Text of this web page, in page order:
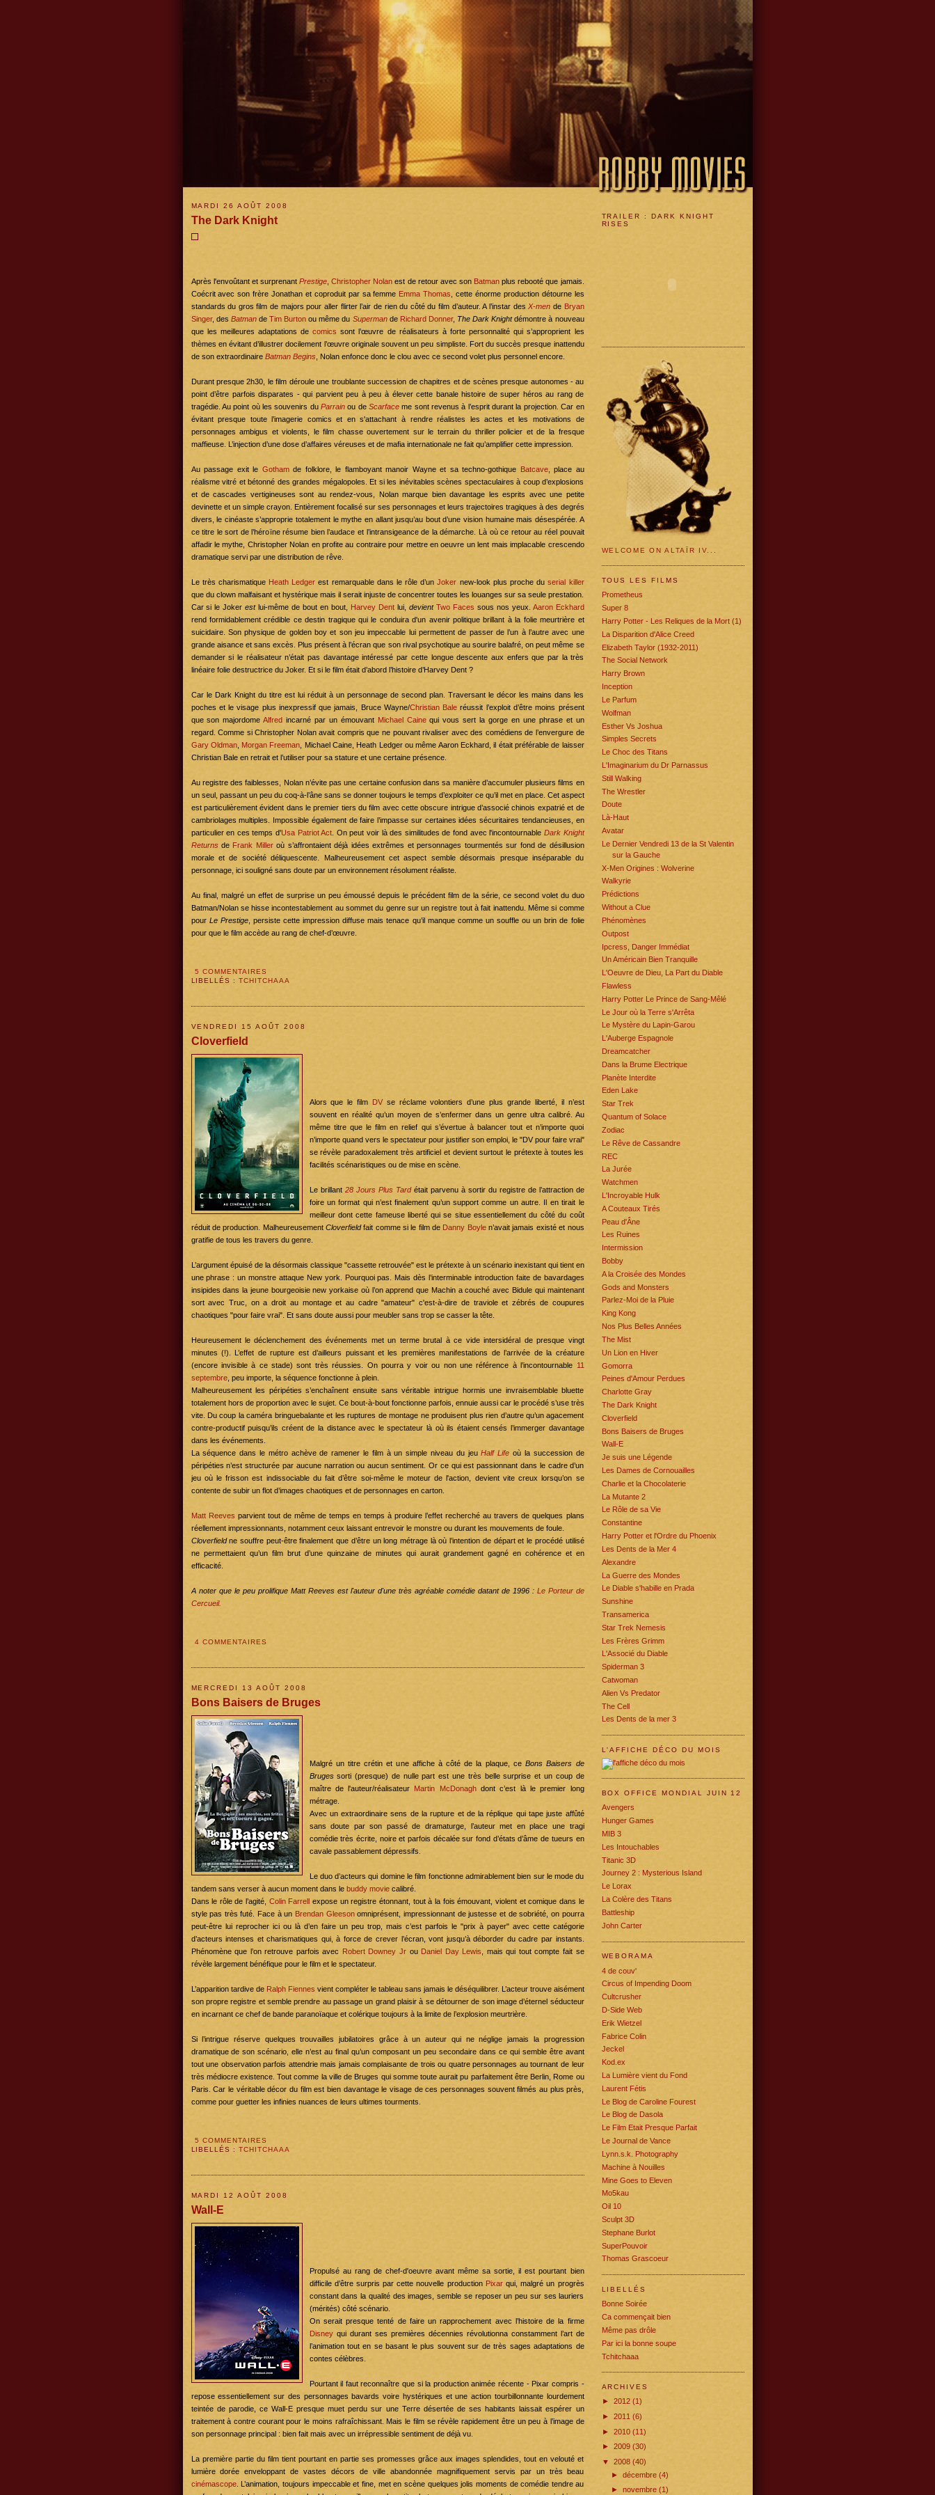
MARDI 26 AOÛT 2008
The Dark Knight
Après l'envoûtant et surprenant Prestige ,Christopher Nolan est de retour avec son Batman plus rebooté que jamais.
Coécrit avec son frère Jonathan et coproduit par sa femme Emma Thomas , cette énorme production détourne les
standards du gros film de majors pour aller flirter l’air de rien du côté du film d’auteur. A l’instar des X-men de Bryan
Singer, des Batmande Tim Burton ou même du Supermande Richard Donner, The Dark Knightdémontre à nouveau
que les meilleures adaptations decomics sont l’œuvre de réalisateurs à forte personnalité qui s’approprient les
thèmes en évitant d’illustrer docilement l’œuvre originale souvent un peu simpliste. Fort du succès presque inattendu
de son extraordinaire Batman Begins, Nolan enfonce donc le clou avec ce second volet plus personnel encore.
Durant presque 2h30, le film déroule une troublante succession de chapitres et de scènes presque autonomes - au
point d’être parfois disparates - qui parvient peu à peu à élever cette banale histoire de super héros au rang de
tragédie. Au point où les souvenirs du Parrainou deScarface me sont revenus à l’esprit durant la projection. Car en
évitant presque toute l’imagerie comics et en s'attachant à rendre réalistes les actes et les motivations de
personnages ambigus et violents, le film chasse ouvertement sur le terrain du thriller policier et de la fresque
maffieuse. L’injection d’une dose d’affaires véreuses et de mafia internationale ne fait qu’amplifier cette impression.
Au passage exit le Gothamde folklore, le flamboyant manoir Wayne et sa techno-gothique Batcave, place au
réalisme vitré et bétonné des grandes mégalopoles. Et si les inévitables scènes spectaculaires à coup d’explosions
et de cascades vertigineuses sont au rendez-vous, Nolan marque bien davantage les esprits avec une petite
devinette et un simple crayon. Entièrement focalisé sur ses personnages et leurs trajectoires tragiques à des degrés
divers, le cinéaste s’approprie totalement le mythe en allant jusqu’au bout d’une vision humaine mais désespérée. A
ce titre le sort de l’héroïne résume bien l’audace et l’intransigeance de la démarche. Là où ce retour au réel pouvait
affadir le mythe, Christopher Nolan en profite au contraire pour mettre en oeuvre un lent mais implacable crescendo
dramatique servi par une distribution de rêve.
Le très charismatique Heath Ledger est remarquable dans le rôle d’unJoker new-look plus proche duserial killer
que du clown malfaisant et hystérique mais il serait injuste de concentrer toutes les louanges sur sa seule prestation.
Car si le Joker estlui-même de bout en bout, Harvey Dentlui, devient Two Faces sous nos yeux. Aaron Eckhard
rend formidablement crédible ce destin tragique qui le conduira d'un avenir politique brillant à la folie meurtrière et
suicidaire. Son physique de golden boy et son jeu impeccable lui permettent de passer de l’un à l’autre avec une
grande aisance et sans excès. Plus présent à l’écran que son rival psychotique au sourire balafré, on peut même se
demander si le réalisateur n’était pas davantage intéressé par cette longue descente aux enfers que par la très
linéaire folie destructrice du Joker. Et si le film était d’abord l’histoire d’Harvey Dent ?
Car le Dark Knight du titre est lui réduit à un personnage de second plan. Traversant le décor les mains dans les
poches et le visage plus inexpressif que jamais, Bruce Wayne/Christian Bale réussit l’exploit d’être moins présent
que son majordomeAlfred incarné par un émouvant Michael Cainequi vous sert la gorge en une phrase et un
regard. Comme si Christopher Nolan avait compris que ne pouvant rivaliser avec des comédiens de l’envergure de
Gary Oldman, Morgan Freeman , Michael Caine, Heath Ledger ou même Aaron Eckhard, il était préférable de laisser
Christian Bale en retrait et l’utiliser pour sa stature et une certaine présence.
Au registre des faiblesses, Nolan n’évite pas une certaine confusion dans sa manière d’accumuler plusieurs films en
un seul, passant un peu du coq-à-l’âne sans se donner toujours le temps d’exploiter ce qu’il met en place. Cet aspect
est particulièrement évident dans le premier tiers du film avec cette obscure intrigue d’associé chinois expatrié et de
cambriolages multiples. Impossible également de faire l’impasse sur certaines idées sécuritaires tendancieuses, en
particulier en ces temps d'Usa Patriot Act . On peut voir là des similitudes de fond avec l'incontournable Dark Knight
Returnsde Frank Milleroù s’affrontaient déjà idées extrêmes et personnages tourmentés sur fond de désillusion
morale et de société déliquescente. Malheureusement cet aspect semble désormais presque inséparable du
personnage, ici souligné sans doute par un environnement résolument réaliste.
Au final, malgré un effet de surprise un peu émoussé depuis le précédent film de la série, ce second volet du duo
Batman/Nolan se hisse incontestablement au sommet du genre sur un registre tout à fait inattendu. Même si comme
pour Le Prestige, persiste cette impression diffuse mais tenace qu’il manque comme un souffle ou un brin de folie
pour que le film accède au rang de chef-d’œuvre.
5 COMMENTAIRES
LIBELLÉS :TCHITCHAAA
VENDREDI 15 AOÛT 2008
Cloverfield
Alors que le film DVse réclame volontiers d’une plus grande liberté, il n’est
souvent en réalité qu’un moyen de s’enfermer dans un genre ultra calibré. Au
même titre que le film en relief qui s’évertue à balancer tout et n’importe quoi
n’importe quand vers le spectateur pour justifier son emploi, le "DV pour faire vrai"
se révèle paradoxalement très artificiel et devient surtout le prétexte à toutes les
facilités scénaristiques ou de mise en scène.
Le brillant 28 Jours Plus Tardétait parvenu à sortir du registre de l’attraction de
foire un format qui n’est finalement qu’un support comme un autre. Il en tirait le
meilleur dont cette fameuse liberté qui se situe essentiellement du côté du coût
réduit de production. Malheureusement Cloverfieldfait comme si le film de Danny Boylen’avait jamais existé et nous
gratifie de tous les travers du genre.
L’argument épuisé de la désormais classique "cassette retrouvée" est le prétexte à un scénario inexistant qui tient en
une phrase : un monstre attaque New york. Pourquoi pas. Mais dès l’interminable introduction faite de bavardages
insipides dans la jeune bourgeoisie new yorkaise où l’on apprend que Machin a couché avec Bidule qui maintenant
sort avec Truc, on a droit au montage et au cadre "amateur" c'est-à-dire de traviole et zébrés de coupures
chaotiques "pour faire vrai". Et sans doute aussi pour meubler sans trop se casser la tête.
Heureusement le déclenchement des événements met un terme brutal à ce vide intersidéral de presque vingt
minutes (!). L’effet de rupture est d’ailleurs puissant et les premières manifestations de l’arrivée de la créature
(encore invisible à ce stade) sont très réussies. On pourra y voir ou non une référence à l’incontournable 11
septembre, peu importe, la séquence fonctionne à plein.
Malheureusement les péripéties s’enchaînent ensuite sans véritable intrigue hormis une invraisemblable bluette
totalement hors de proportion avec le sujet. Ce bout-à-bout fonctionne parfois, ennuie aussi car le procédé s’use très
vite. Du coup la caméra bringuebalante et les ruptures de montage ne produisent plus rien d’autre qu’un agacement
contre-productif puisqu’ils créent de la distance avec le spectateur là où ils étaient censés l’immerger davantage
dans les événements.
La séquence dans le métro achève de ramener le film à un simple niveau du jeuHalf Life où la succession de
péripéties n’est structurée par aucune narration ou aucun sentiment. Or ce qui est passionnant dans le cadre d’un
jeu où le frisson est indissociable du fait d’être soi-même le moteur de l'action, devient vite creux lorsqu’on se
contente de subir un flot d’images chaotiques et de personnages en carton.
Matt Reeves parvient tout de même de temps en temps à produire l’effet recherché au travers de quelques plans
réellement impressionnants, notamment ceux laissant entrevoir le monstre ou durant les mouvements de foule.
Cloverfieldne souffre peut-être finalement que d’être un long métrage là où l’intention de départ et le procédé utilisé
ne permettaient qu’un film brut d’une quinzaine de minutes qui aurait grandement gagné en cohérence et en
efficacité.
A noter que le peu prolifique Matt Reeves est l'auteur d'une très agréable comédie datant de 1996 : Le Porteur de
Cercueil.
4 COMMENTAIRES
MERCREDI 13 AOÛT 2008
Bons Baisers de Bruges
Malgré un titre crétin et une affiche à côté de la plaque, ceBons Baisers de
Brugessorti (presque) de nulle part est une très belle surprise et un coup de
maître de l'auteur/réalisateur Martin McDonaghdont c’est là le premier long
métrage.
Avec un extraordinaire sens de la rupture et de la réplique qui tape juste affûté
sans doute par son passé de dramaturge, l’auteur met en place une tragi
comédie très écrite, noire et parfois décalée sur fond d’états d’âme de tueurs en
cavale passablement dépressifs.
Le duo d’acteurs qui domine le film fonctionne admirablement bien sur le mode du
tandem sans verser à aucun moment dans le buddy moviecalibré.
Dans le rôle de l’agité, Colin Farrell expose un registre étonnant, tout à la fois émouvant, violent et comique dans le
style pas très futé. Face à un Brendan Gleesonomniprésent, impressionnant de justesse et de sobriété, on pourra
peut-être lui reprocher ici ou là d’en faire un peu trop, mais c’est parfois le "prix à payer" avec cette catégorie
d’acteurs intenses et charismatiques qui, à force de crever l’écran, vont jusqu’à déborder du cadre par instants.
Phénomène que l’on retrouve parfois avec Robert Downey Jrou Daniel Day Lewis
, mais qui tout compte fait se
révèle largement bénéfique pour le film et le spectateur.
L’apparition tardive de Ralph Fiennes vient compléter le tableau sans jamais le déséquilibrer. L’acteur trouve aisément
son propre registre et semble prendre au passage un grand plaisir à se détourner de son image d’éternel séducteur
en incarnant ce chef de bande paranoïaque et colérique toujours à la limite de l’explosion meurtrière.
Si l’intrigue réserve quelques trouvaillesjubilatoires grâce à un auteur qui ne néglige jamais la progression
dramatique de son scénario, elle n’est au finalqu’un composant un peu secondaire dans ce qui semble être avant
tout une observation parfois attendrie mais jamais complaisante de trois ou quatre personnages au tournant de leur
très médiocre existence. Tout comme la ville deBruges qui somme toute aurait pu parfaitement être Berlin ,Rome ou
Paris. Car le véritable décor du film est bien davantage le visage de ces personnages souvent filmés au plus près,
comme pour guetter les infinies nuances de leurs ultimes tourments.
5 COMMENTAIRES
LIBELLÉS :TCHITCHAAA
MARDI 12 AOÛT 2008
Wall-E
Propulsé au rang de chef-d'oeuvre avant même sa sortie, il est pourtant bien
difficile d’être surpris par cette nouvelle production Pixarqui, malgré un progrès
constant dans la qualité des images, semble se reposer un peu sur ses lauriers
(mérités) côté scénario.
On serait presque tenté de faire un rapprochement avec l’histoire de la firme
Disneyqui durant ses premières décennies révolutionna constamment l’art de
l’animation tout en se basant le plus souvent sur de très sages adaptations de
contes célèbres.
Pourtant il faut reconnaître que si la production animée récente - Pixar compris -
repose essentiellement sur des personnages bavards voire hystériques et une action tourbillonnante lourdement
teintée de parodie, ce Wall-Epresque muet perdu sur une Terre désertée de ses habitants laissait espérer un
traitement à contre courant pour le moins rafraîchissant. Mais le film se révèle rapidement être un peu à l’image de
son personnage principal : bien fait mais avec un irrépressible sentiment de déjà vu.
La première partie du film tient pourtant en partie ses promesses grâce aux images splendides, tout en velouté et
lumière dorée enveloppant de vastes décors de ville abandonnée magnifiquement servis par un très beau
cinémascope. L’animation, toujours impeccable et fine, met en scène quelques jolis moments de comédie tendre au
TRAILER : DARK KNIGHT
RISES
WELCOME ON ALTAÏR IV...
TOUS LES FILMS
Prometheus
Super 8
Harry Potter - Les Reliques de la Mort (1)
La Disparition d'Alice Creed
Elizabeth Taylor (1932-2011)
The Social Network
Harry Brown
Inception
Le Parfum
Wolfman
Esther Vs Joshua
Simples Secrets
Le Choc des Titans
L'Imaginarium du Dr Parnassus
Still Walking
The Wrestler
Doute
Là-Haut
Avatar
Le Dernier Vendredi 13 de la St Valentin
sur la Gauche
X-Men Origines : Wolverine
Walkyrie
Prédictions
Without a Clue
Phénomènes
Outpost
Ipcress, Danger Immédiat
Un Américain Bien Tranquille
L'Oeuvre de Dieu, La Part du Diable
Flawless
Harry Potter Le Prince de Sang-Mêlé
Le Jour où la Terre s'Arrêta
Le Mystère du Lapin-Garou
L'Auberge Espagnole
Dreamcatcher
Dans la Brume Electrique
Planète Interdite
Eden Lake
Star Trek
Quantum of Solace
Zodiac
Le Rêve de Cassandre
REC
La Jurée
Watchmen
L'Incroyable Hulk
A Couteaux Tirés
Peau d'Âne
Les Ruines
Intermission
Bobby
A la Croisée des Mondes
Gods and Monsters
Parlez-Moi de la Pluie
King Kong
Nos Plus Belles Années
The Mist
Un Lion en Hiver
Gomorra
Peines d'Amour Perdues
Charlotte Gray
The Dark Knight
Cloverfield
Bons Baisers de Bruges
Wall-E
Je suis une Légende
Les Dames de Cornouailles
Charlie et la Chocolaterie
La Mutante 2
Le Rôle de sa Vie
Constantine
Harry Potter et l'Ordre du Phoenix
Les Dents de la Mer 4
Alexandre
La Guerre des Mondes
Le Diable s'habille en Prada
Sunshine
Transamerica
Star Trek Nemesis
Les Frères Grimm
L'Associé du Diable
Spiderman 3
Catwoman
Alien Vs Predator
The Cell
Les Dents de la mer 3
L'AFFICHE DÉCO DU MOIS
BOX OFFICE MONDIAL JUIN 12
Avengers
Hunger Games
MIB 3
Les Intouchables
Titanic 3D
Journey 2 : Mysterious Island
Le Lorax
La Colère des Titans
Battleship
John Carter
WEBORAMA
4 de couv'
Circus of Impending Doom
Cultcrusher
D-Side Web
Erik Wietzel
Fabrice Colin
Jeckel
Kod.ex
La Lumière vient du Fond
Laurent Fétis
Le Blog de Caroline Fourest
Le Blog de Dasola
Le Film Etait Presque Parfait
Le Journal de Vance
Lynn.s.k. Photography
Machine à Nouilles
Mine Goes to Eleven
Mo5kau
Oil 10
Sculpt 3D
Stephane Burlot
SuperPouvoir
Thomas Grascoeur
LIBELLÉS
Bonne Soirée
Ca commençait bien
Même pas drôle
Par ici la bonne soupe
Tchitchaaa
ARCHIVES
► 2012 (1)
► 2011 (6)
► 2010 (11)
► 2009 (30)
▼ 2008 (40)
►décembre(4)
►novembre(1)